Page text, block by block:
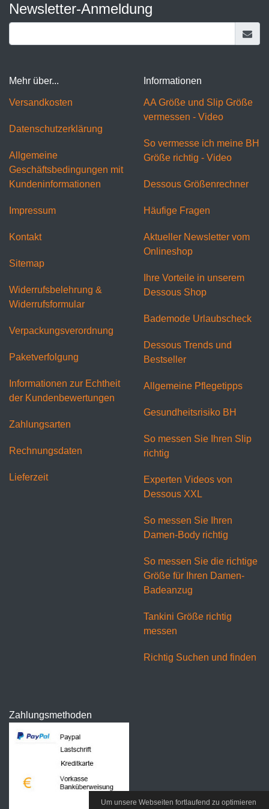
Newsletter-Anmeldung
Mehr über...
Versandkosten
Datenschutzerklärung
Allgemeine
Geschäftsbedingungen mit
Kundeninformationen
Impressum
Kontakt
Sitemap
Widerrufsbelehrung &
Widerrufsformular
Verpackungsverordnung
Paketverfolgung
Informationen zur Echtheit
der Kundenbewertungen
Zahlungsarten
Rechnungsdaten
Lieferzeit
Informationen
AA Größe und Slip Größe
vermessen - Video
So vermesse ich meine BH
Größe richtig - Video
Dessous Größenrechner
Häufige Fragen
Aktueller Newsletter vom
Onlineshop
Ihre Vorteile in unserem
Dessous Shop
Bademode Urlaubscheck
Dessous Trends und
Bestseller
Allgemeine Pflegetipps
Gesundheitsrisiko BH
So messen Sie Ihren Slip
richtig
Experten Videos von
Dessous XXL
So messen Sie Ihren
Damen-Body richtig
So messen Sie die richtige
Größe für Ihren Damen-
Badeanzug
Tankini Größe richtig
messen
Richtig Suchen und finden
Zahlungsmethoden
Um unsere Webseiten fortlaufend zu optimieren